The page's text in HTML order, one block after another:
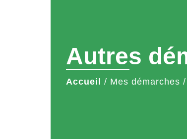
Autres
Accueil / Mes démarches /